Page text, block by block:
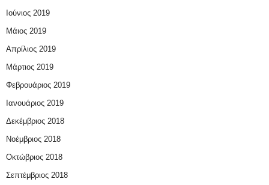
Ιούνιος 2019
Μάιος 2019
Απρίλιος 2019
Μάρτιος 2019
Φεβρουάριος 2019
Ιανουάριος 2019
Δεκέμβριος 2018
Νοέμβριος 2018
Οκτώβριος 2018
Σεπτέμβριος 2018